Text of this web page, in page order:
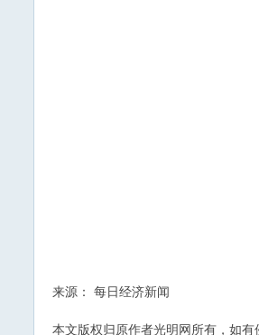
来源： 每日经济新闻
本文版权归原作者光明网所有，如有